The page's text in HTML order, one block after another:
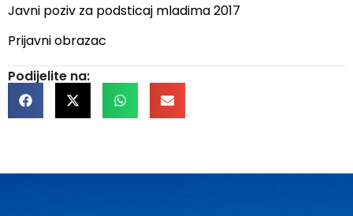
Javni poziv za podsticaj mladima 2017
Prijavni obrazac
Podijelite na: